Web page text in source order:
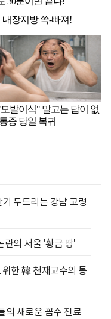
두드리는 강남 고령
의 서울 '황금 땅'
한 韓 천재교수의 통
의 새로운 꼼수 진료